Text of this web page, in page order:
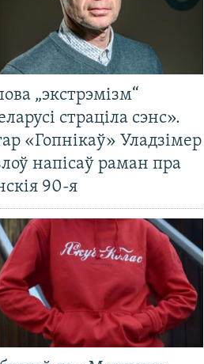
„экстрэмізм“
страціла сэнс».
«Гопнікаў» Уладзімер
напісаў раман пра
90-я